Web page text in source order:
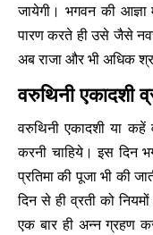
जायेगी। भगवन की आज्ञा
पारण करते ही उसे जैसे
अब राजा और भी अधिक
वरुथिनी एकादशी
वरुथिनी एकादशी या
करनी चाहिये। इस दिन
प्रतिमा की पूजा भी की
दिन से ही व्रती को
एक बार ही अन्न ग्रहण